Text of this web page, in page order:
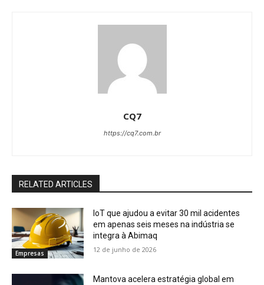
CQ7
https://cq7.com.br
RELATED ARTICLES
Empresas
IoT que ajudou a evitar 30 mil acidentes
em apenas seis meses na indústria se
integra à Abimaq
12 de junho de 2026
Mantova acelera estratégia global em